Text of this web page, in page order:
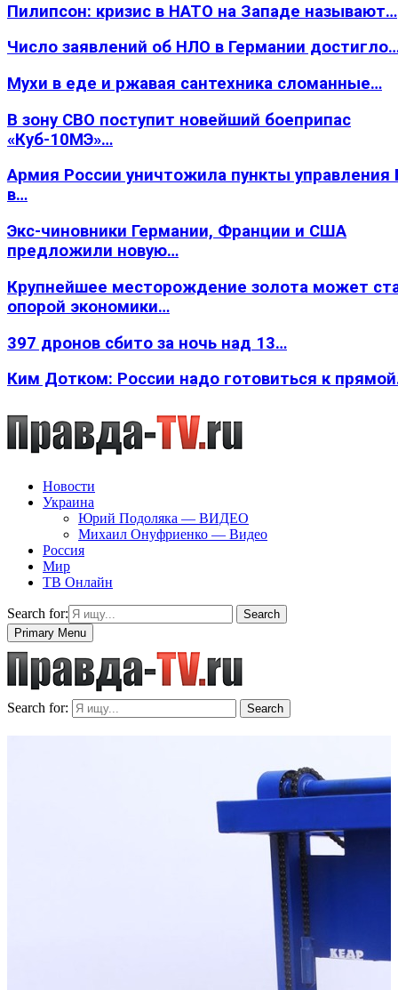
Пилипсон: кризис в НАТО на Западе называют…
Число заявлений об НЛО в Германии
Мухи в еде и ржавая сантехника сломанные…
В зону СВО поступит новейший боеприпас
«Куб-10МЭ»…
Армия России уничтожила пункты
в…
Экс-чиновники Германии, Франции и США
предложили новую…
Крупнейшее месторождение золота может
опорой экономики…
397 дронов сбито за ночь над 13…
Ким Дотком: России надо готовиться к
Новости
Украина
Юрий Подоляка — ВИДЕО
Михаил Онуфриенко — Видео
Россия
Мир
ТВ Онлайн
Search for:
Search
Primary Menu
Search for: Search